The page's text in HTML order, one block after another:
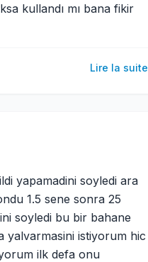
kullandı mı bana fikir
Lire la suite
yapamadini soyledi ara
1.5 sene sonra 25
soyledi bu bir bahane
yalvarmasini istiyorum hic
ilk defa onu